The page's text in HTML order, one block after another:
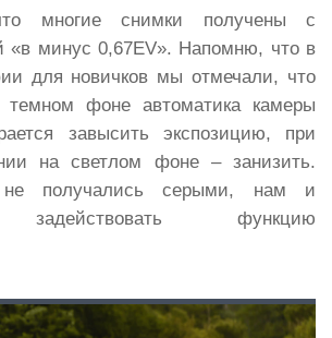
многие снимки получены с
«в минус 0,67EV». Напомню, что в
для новичков мы отмечали, что
фоне автоматика камеры
завысить экспозицию, при
на светлом фоне – занизить.
получались серыми, нам и
задействовать функцию